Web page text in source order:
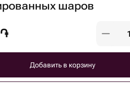
шаров
֏
Добавить в корзину